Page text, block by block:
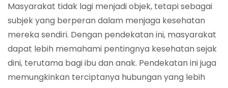
Masyarakat tidak lagi menjadi objek, tetapi sebagai
subjek yang berperan dalam menjaga kesehatan
mereka sendiri. Dengan pendekatan ini, masyarakat
dapat lebih memahami pentingnya kesehatan sejak
dini, terutama bagi ibu dan anak. Pendekatan ini juga
memungkinkan terciptanya hubungan yang lebih